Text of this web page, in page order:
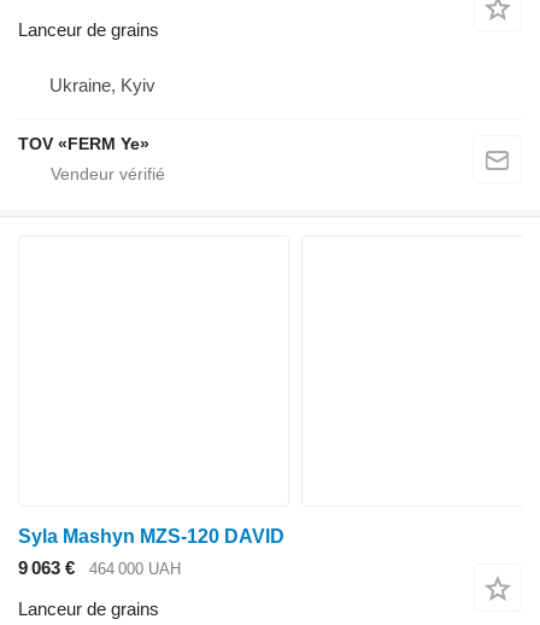
Lanceur de grains
Ukraine, Kyiv
TOV «FERM Ye»
Syla Mashyn MZS-120 DAVID
9 063 €
464 000 UAH
Lanceur de grains